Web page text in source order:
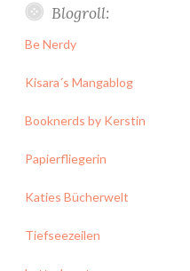
Blogroll:
Be Nerdy
Kisara´s Mangablog
Booknerds by Kerstin
Papierfliegerin
Katies Bücherwelt
Tiefseezeilen